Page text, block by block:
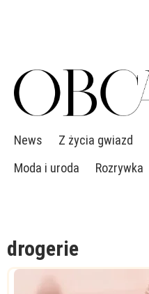
News Z życia gwiazd
Moda i uroda
Rozrywka
drogerie